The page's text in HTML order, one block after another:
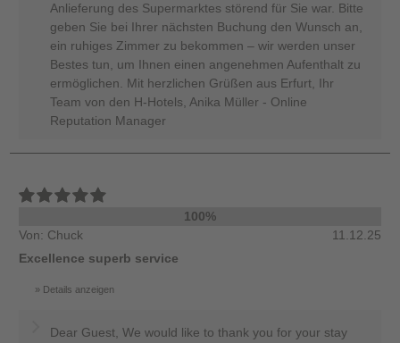
Anlieferung des Supermarktes störend für Sie war. Bitte
geben Sie bei Ihrer nächsten Buchung den Wunsch an,
ein ruhiges Zimmer zu bekommen – wir werden unser
Bestes tun, um Ihnen einen angenehmen Aufenthalt zu
ermöglichen. Mit herzlichen Grüßen aus Erfurt, Ihr
Team von den H-Hotels, Anika Müller - Online
Reputation Manager
100%
Von: Chuck
11.12.25
Excellence superb service
Details anzeigen
Dear Guest, We would like to thank you for your stay